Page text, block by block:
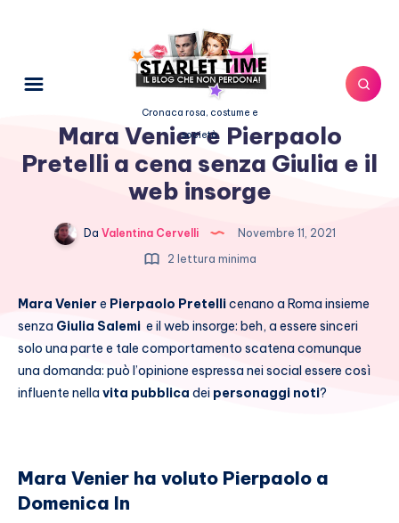
Cronaca rosa, costume e
società
Mara Venier e Pierpaolo
Pretelli a cena senza Giulia e il
web insorge
Da Valentina Cervelli
Novembre 11, 2021
2 lettura minima
Mara Venier e Pierpaolo Pretellicenano a Roma insieme
senza Giulia Salemi e il web insorge: beh, a essere sinceri
solo una parte e tale comportamento scatena comunque
una domanda: può l’opinione espressa nei social essere così
influente nella vita pubblica dei personaggi noti?
Mara Venier ha voluto Pierpaolo a
Domenica In